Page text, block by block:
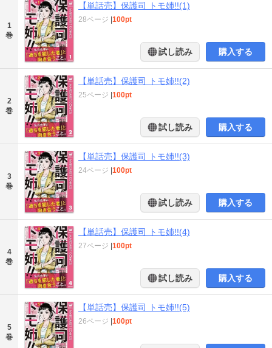
1
巻
【単話売】保護司 トモ姉!!(1)
28ページ 100pt
試し読み 購入する
2
巻
【単話売】保護司 トモ姉!!(2)
25ページ 100pt
試し読み 購入する
3
巻
【単話売】保護司 トモ姉!!(3)
24ページ 100pt
試し読み 購入する
4
巻
【単話売】保護司 トモ姉!!(4)
27ページ 100pt
試し読み 購入する
5
巻
【単話売】保護司 トモ姉!!(5)
26ページ 100pt